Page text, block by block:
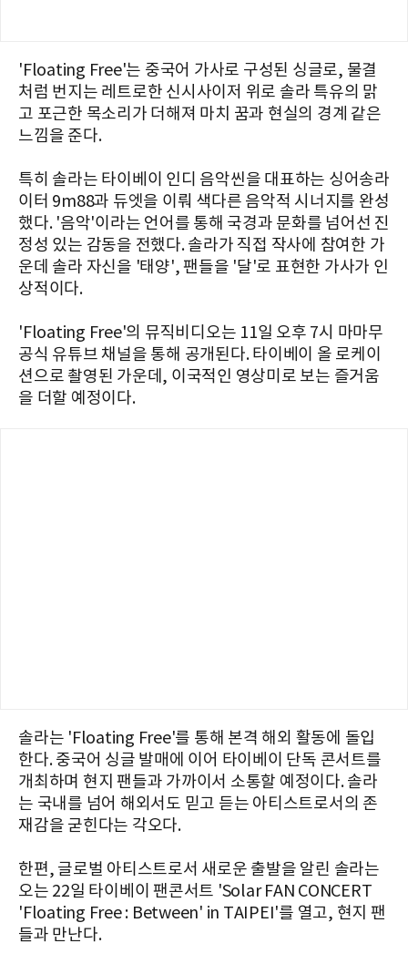
'Floating Free'는 중국어 가사로 구성된 싱글로, 물결
처럼 번지는 레트로한 신시사이저 위로 솔라 특유의 맑
고 포근한 목소리가 더해져 마치 꿈과 현실의 경계 같은
느낌을 준다.
특히 솔라는 타이베이 인디 음악씬을 대표하는 싱어송라
이터 9m88과 듀엣을 이뤄 색다른 음악적 시너지를 완성
했다. '음악'이라는 언어를 통해 국경과 문화를 넘어선 진
정성 있는 감동을 전했다. 솔라가 직접 작사에 참여한 가
운데 솔라 자신을 '태양', 팬들을 '달'로 표현한 가사가 인
상적이다.
'Floating Free'의 뮤직비디오는 11일 오후 7시 마마무
공식 유튜브 채널을 통해 공개된다. 타이베이 올 로케이
션으로 촬영된 가운데, 이국적인 영상미로 보는 즐거움
을 더할 예정이다.
솔라는 'Floating Free'를 통해 본격 해외 활동에 돌입
한다. 중국어 싱글 발매에 이어 타이베이 단독 콘서트를
개최하며 현지 팬들과 가까이서 소통할 예정이다. 솔라
는 국내를 넘어 해외서도 믿고 듣는 아티스트로서의 존
재감을 굳힌다는 각오다.
한편, 글로벌 아티스트로서 새로운 출발을 알린 솔라는
오는 22일 타이베이 팬콘서트 'Solar FAN CONCERT
'Floating Free : Between' in TAIPEI'를 열고, 현지 팬
들과 만난다.